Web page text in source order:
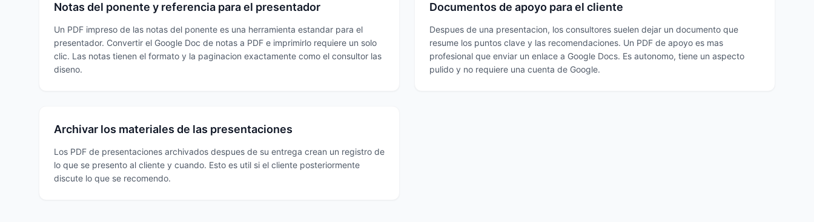
Notas del ponente y referencia para el presentador
Un PDF impreso de las notas del ponente es una herramienta estandar para el
presentador. Convertir el Google Doc de notas a PDF e imprimirlo requiere un solo
clic. Las notas tienen el formato y la paginacion exactamente como el consultor las
diseno.
Documentos de apoyo para el cliente
Despues de una presentacion, los consultores suelen dejar un documento que
resume los puntos clave y las recomendaciones. Un PDF de apoyo es mas
profesional que enviar un enlace a Google Docs. Es autonomo, tiene un aspecto
pulido y no requiere una cuenta de Google.
Archivar los materiales de las presentaciones
Los PDF de presentaciones archivados despues de su entrega crean un registro de
lo que se presento al cliente y cuando. Esto es util si el cliente posteriormente
discute lo que se recomendo.